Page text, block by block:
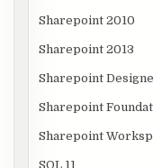
Sharepoint 2010
Sharepoint 2013
Sharepoint
Sharepoint
Sharepoint
SQL 11